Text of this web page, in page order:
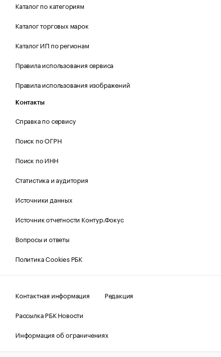
Каталог по категориям
Каталог торговых марок
Каталог ИП по регионам
Правила использования сервиса
Правила использования изображений
Контакты
Справка по сервису
Поиск по ОГРН
Поиск по ИНН
Статистика и аудитория
Источники данных
Источник отчетности Контур.Фокус
Вопросы и ответы
Политика Cookies РБК
Контактная информация
Редакция
Рассылка РБК Новости
Информация об ограничениях
Правовая информация
О соблюдении авторских прав